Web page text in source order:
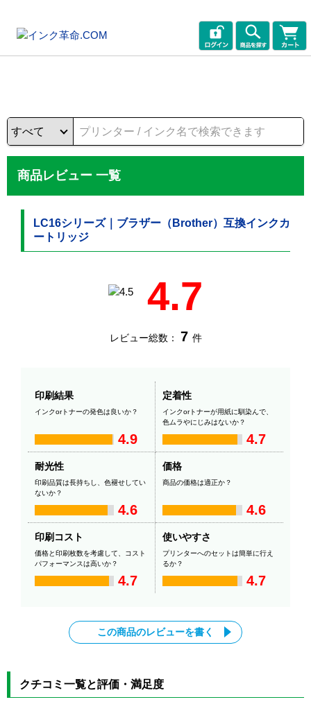
商品レビュー 一覧
LC16シリーズ｜ブラザー（Brother）互換インクカ
ートリッジ
4.7
レビュー総数： 7 件
印刷結果
インクorトナーの発色は良いか？
4.9
定着性
インクorトナーが用紙に馴染んで、
色ムラやにじみはないか？
4.7
耐光性
印刷品質は長持ちし、色褪せしてい
ないか？
4.6
価格
商品の価格は適正か？
4.6
印刷コスト
価格と印刷枚数を考慮して、コスト
パフォーマンスは高いか？
4.7
使いやすさ
プリンターへのセットは簡単に行え
るか？
4.7
この商品のレビューを書く
クチコミ一覧と評価・満足度